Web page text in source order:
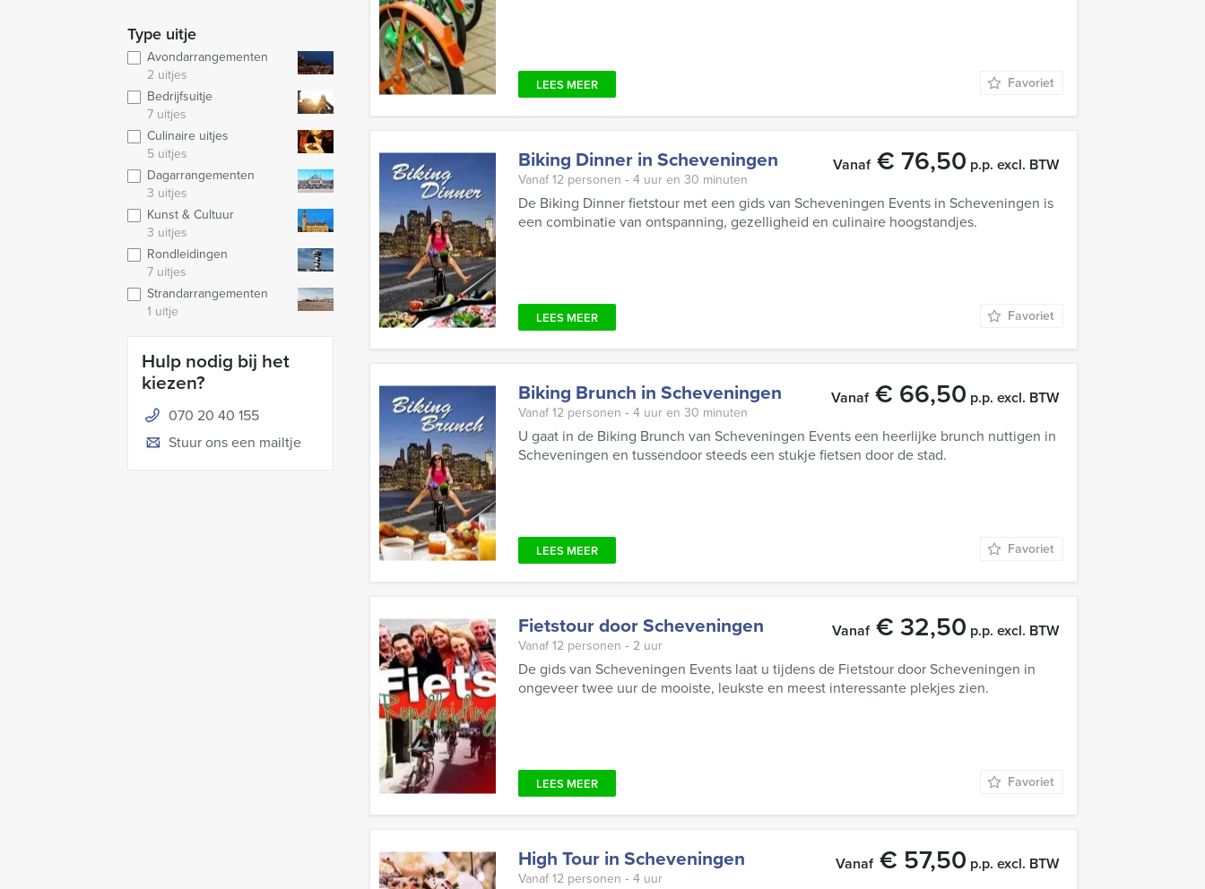
Type uitje
Avondarrangementen
2 uitjes
Bedrijfsuitje
7 uitjes
Culinaire uitjes
5 uitjes
Dagarrangementen
3 uitjes
Kunst & Cultuur
3 uitjes
Rondleidingen
7 uitjes
Strandarrangementen
1 uitje
Hulp nodig bij het
kiezen?
070 20 40 155
Stuur ons een mailtje
LEES MEER Favoriet
Biking Dinner in Scheveningen Vanaf€ 76,50 p.p. excl. BTW
Vanaf 12 personen ‐ 4 uur en 30 minuten
De Biking Dinner fietstour met een gids van Scheveningen Events in Scheveningen is
een combinatie van ontspanning, gezelligheid en culinaire hoogstandjes.
LEES MEER Favoriet
Biking Brunch in Scheveningen Vanaf€ 66,50 p.p. excl. BTW
Vanaf 12 personen ‐ 4 uur en 30 minuten
U gaat in de Biking Brunch van Scheveningen Events een heerlijke brunch nuttigen in
Scheveningen en tussendoor steeds een stukje fietsen door de stad.
LEES MEER Favoriet
Fietstour door Scheveningen Vanaf€ 32,50 p.p. excl. BTW
Vanaf 12 personen ‐ 2 uur
De gids van Scheveningen Events laat u tijdens de Fietstour door Scheveningen in
ongeveer twee uur de mooiste, leukste en meest interessante plekjes zien.
LEES MEER Favoriet
High Tour in Scheveningen Vanaf€ 57,50 p.p. excl. BTW
Vanaf 12 personen ‐ 4 uur